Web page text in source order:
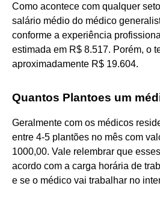
Como acontece com qualquer
salário médio do médico
conforme a experiência
estimada em R$ 8.517. Porém, o
aproximadamente R$ 19.604.
Quantos Plantoes um
Geralmente com os médicos
entre 4-5 plantões no mês com
1000,00. Vale relembrar que
acordo com a carga horária de
e se o médico vai trabalhar no